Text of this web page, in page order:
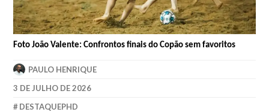
Foto João Valente: Confrontos finais do Copão sem favoritos
PAULO HENRIQUE
3 DE JULHO DE 2026
DESTAQUEPHD